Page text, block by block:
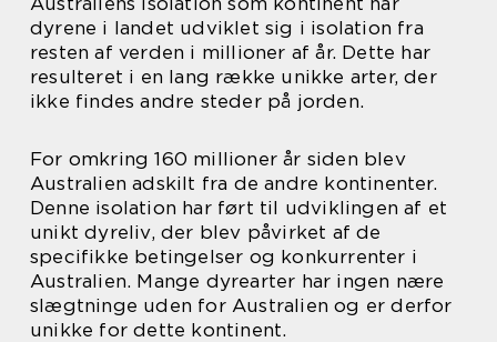
dyrene i landet udviklet sig i isolation fra
resten af verden i millioner af år. Dette har
resulteret i en lang række unikke arter, der
ikke findes andre steder på jorden.
For omkring 160 millioner år siden blev
Australien adskilt fra de andre kontinenter.
Denne isolation har ført til udviklingen af et
unikt dyreliv, der blev påvirket af de
specifikke betingelser og konkurrenter i
Australien. Mange dyrearter har ingen nære
slægtninge uden for Australien og er derfor
unikke for dette kontinent.